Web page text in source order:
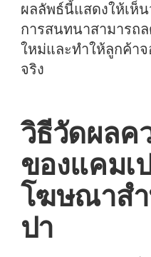
ผลลัพธ์นี้แสดงให้เห็
การสนทนาสามารถ
ใหม่และทำให้ลูกค้าจ
จริง
วิธีวัดผลค
ของแคมเ
โฆษณาสำ
ปา